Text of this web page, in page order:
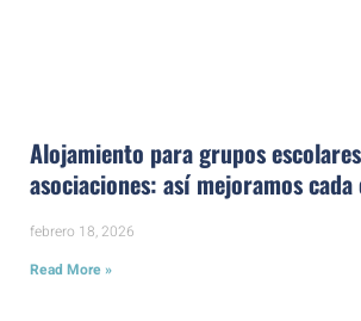
Alojamiento para grupos
asociaciones: así mejoramos cada
febrero 18, 2026
Read More »